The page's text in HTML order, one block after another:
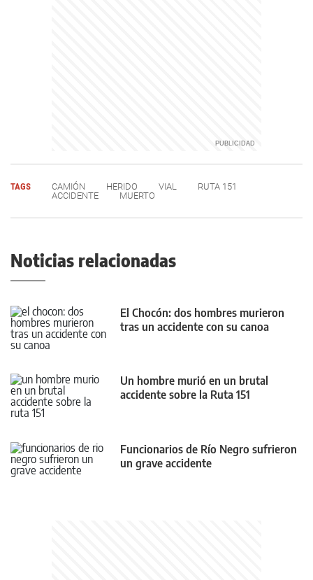
TAGS CAMIÓN HERIDO VIAL
RUTA 151
ACCIDENTE
MUERTO
Noticias relacionadas
El Chocón: dos hombres murieron
tras un accidente con su canoa
Un hombre murió en un brutal
accidente sobre la Ruta 151
Funcionarios de Río Negro sufrieron
un grave accidente